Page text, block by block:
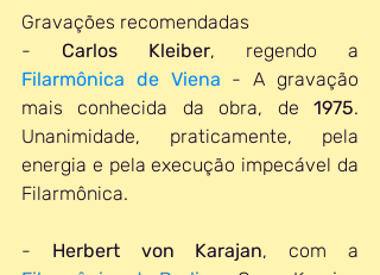
Gravações recomendadas
- Carlos Kleiber
Filarmônica de Viena - A gravação
mais conhecida da obra, de 1975.
Unanimidade, praticamente, pela
energia e pela execução impecável da
Filarmônica.
- Herbert von Karajan